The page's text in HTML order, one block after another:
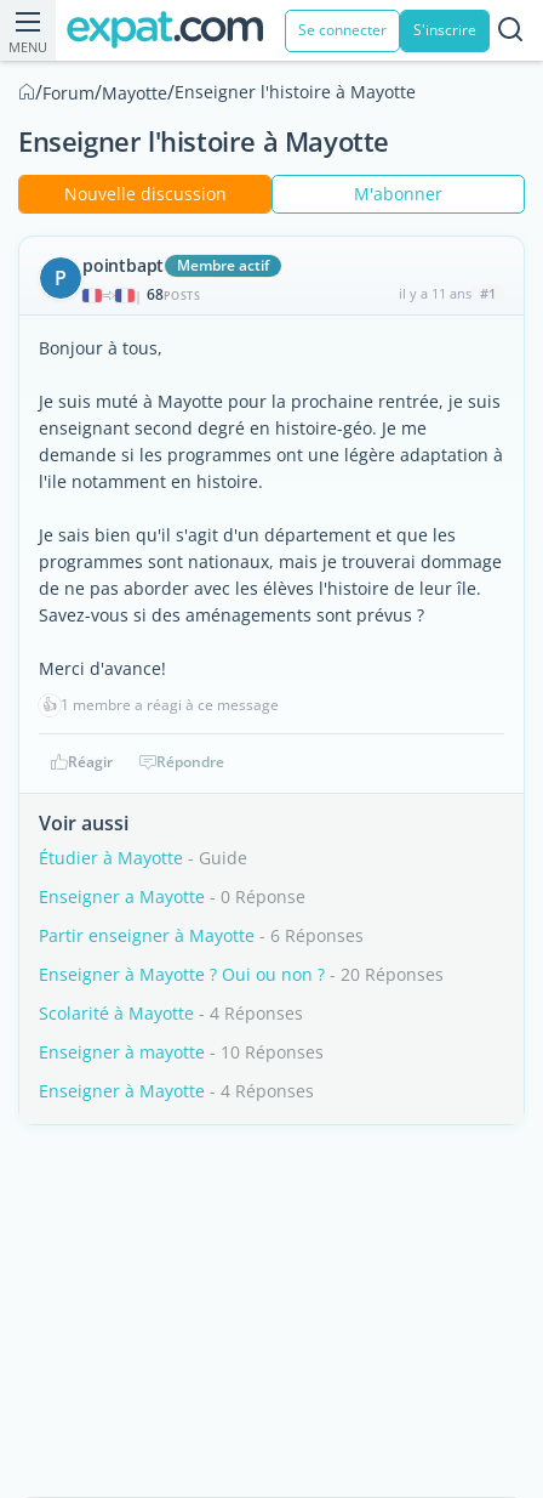
MENU
Se connecter S'inscrire
/Forum/Mayotte/Enseigner l'histoire à Mayotte
Enseigner l'histoire à Mayotte
Nouvelle discussion M'abonner
P pointbapt Membre actif
| 68POSTS il y a 11 ans #1
Bonjour à tous,
Je suis muté à Mayotte pour la prochaine rentrée, je suis
enseignant second degré en histoire-géo. Je me
demande si les programmes ont une légère adaptation à
l'ile notamment en histoire.
Je sais bien qu'il s'agit d'un département et que les
programmes sont nationaux, mais je trouverai dommage
de ne pas aborder avec les élèves l'histoire de leur île.
Savez-vous si des aménagements sont prévus ?
Merci d'avance!
👍 1 membre a réagi à ce message
Réagir Répondre
Voir aussi
Étudier à Mayotte - Guide
Enseigner a Mayotte - 0 Réponse
Partir enseigner à Mayotte - 6 Réponses
Enseigner à Mayotte ? Oui ou non ? - 20 Réponses
Scolarité à Mayotte - 4 Réponses
Enseigner à mayotte - 10 Réponses
Enseigner à Mayotte - 4 Réponses